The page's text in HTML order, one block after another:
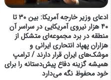
ادعای وزیر خارجه آمریکا: بین ۳۰ تا
۴۰ هزار نیروی آمریکایی در سراسر آن
منطقه در برد مجموعه‌ای متشکل از
هزاران پهپاد انتحاری ایرانی و
موشک‌های ایران قرار دارند / ترامپ
همیشه گزینه دفاع پیش‌دستانه را برای
خود محفوظ نگه می‌دارد